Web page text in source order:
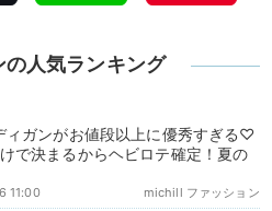
の人気ランキング
ィガンがお値段以上に優秀すぎる♡
で決まるからヘビロテ確定！夏の
michill ファッション
11:00